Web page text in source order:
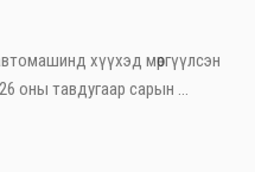
хүүхэд мөргүүлсэн
оны тавдугаар сарын ...